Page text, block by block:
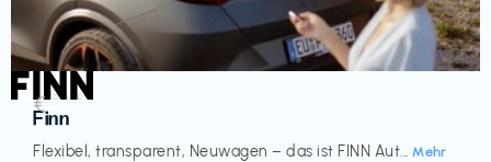
Automobil
Finn
Flexibel, transparent, Neuwagen – das ist FINN Aut... Mehr
€‎